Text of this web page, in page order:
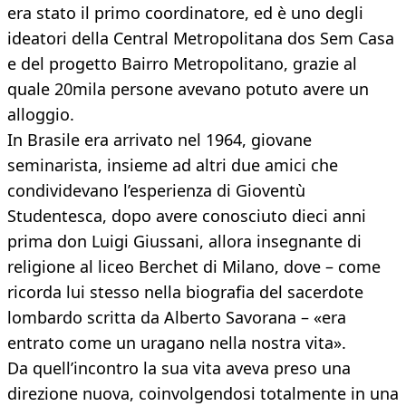
era stato il primo coordinatore, ed è uno degli
ideatori della Central Metropolitana dos Sem Casa
e del progetto Bairro Metropolitano, grazie al
quale 20mila persone avevano potuto avere un
alloggio.
In Brasile era arrivato nel 1964, giovane
seminarista, insieme ad altri due amici che
condividevano l’esperienza di Gioventù
Studentesca, dopo avere conosciuto dieci anni
prima don Luigi Giussani, allora insegnante di
religione al liceo Berchet di Milano, dove – come
ricorda lui stesso nella biografia del sacerdote
lombardo scritta da Alberto Savorana – «era
entrato come un uragano nella nostra vita».
Da quell’incontro la sua vita aveva preso una
direzione nuova, coinvolgendosi totalmente in una